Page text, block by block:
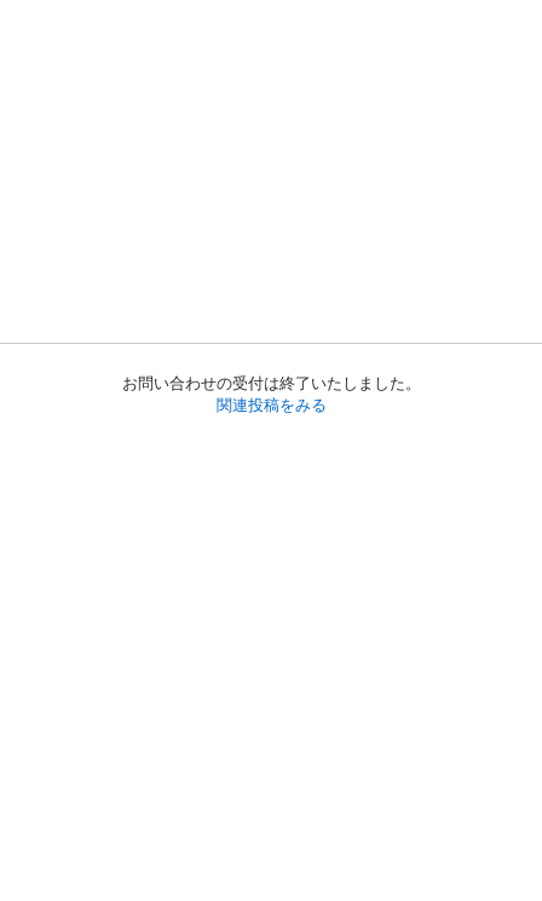
お問い合わせの受付は終了いたしました。
関連投稿をみる